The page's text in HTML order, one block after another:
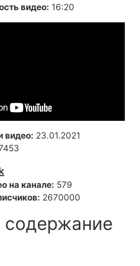
видео: 16:20
видео: 23.01.2021
на канале: 579
2670000
содержание